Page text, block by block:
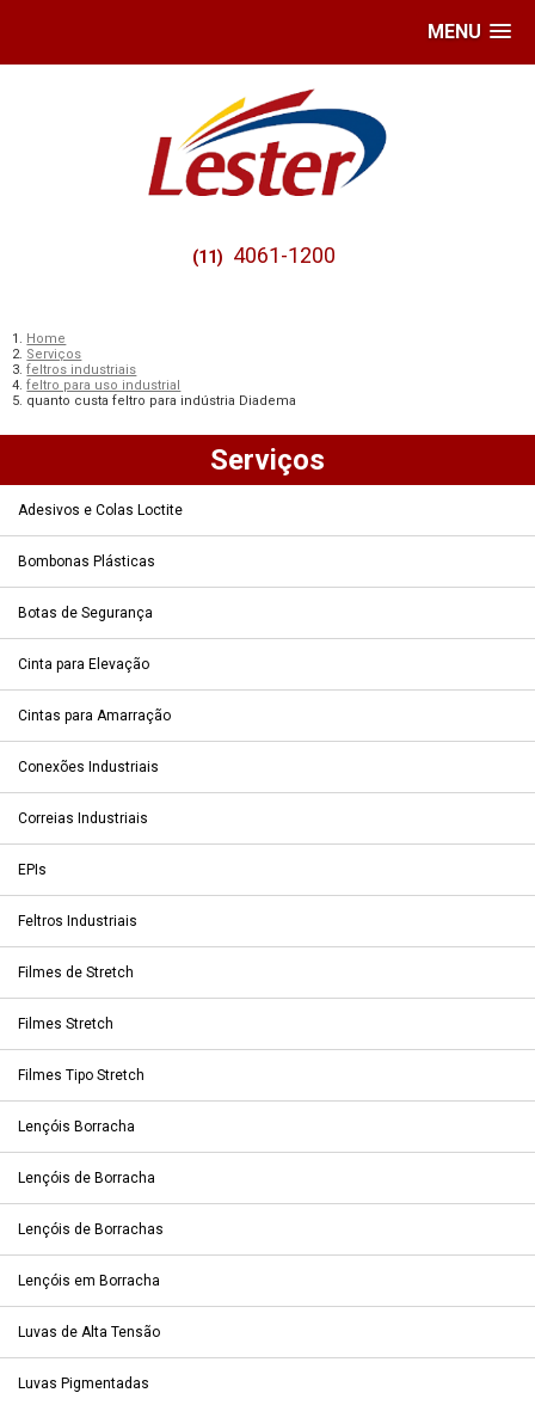
MENU
(11) 4061-1200
Home
Serviços
feltros industriais
feltro para uso industrial
quanto custa feltro para indústria Diadema
Serviços
Adesivos e Colas Loctite
Bombonas Plásticas
Botas de Segurança
Cinta para Elevação
Cintas para Amarração
Conexões Industriais
Correias Industriais
EPIs
Feltros Industriais
Filmes de Stretch
Filmes Stretch
Filmes Tipo Stretch
Lençóis Borracha
Lençóis de Borracha
Lençóis de Borrachas
Lençóis em Borracha
Luvas de Alta Tensão
Luvas Pigmentadas